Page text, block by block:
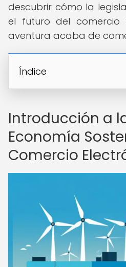
descubrir cómo la
el futuro del comercio
aventura acaba de
Índice
Introducción a
Economía
Comercio